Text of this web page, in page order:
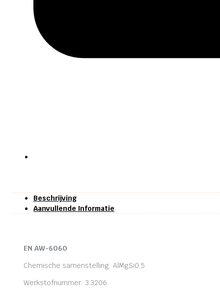
Beschrijving
Aanvullende Informatie
EN AW-6060
Chemische samenstelling: AlMgSi0,5
Werkstofnummer: 3.3206